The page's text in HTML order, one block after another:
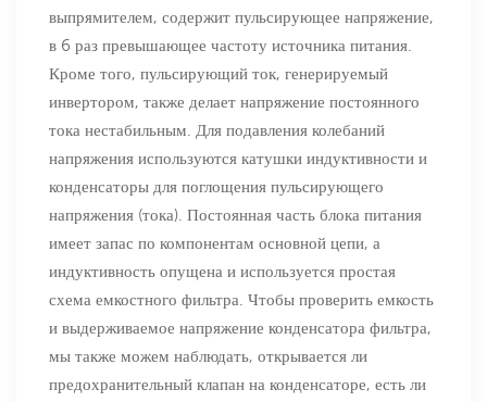
выпрямителем, содержит пульсирующее напряжение,
в 6 раз превышающее частоту источника питания.
Кроме того, пульсирующий ток, генерируемый
инвертором, также делает напряжение постоянного
тока нестабильным. Для подавления колебаний
напряжения используются катушки индуктивности и
конденсаторы для поглощения пульсирующего
напряжения (тока). Постоянная часть блока питания
имеет запас по компонентам основной цепи, а
индуктивность опущена и используется простая
схема емкостного фильтра. Чтобы проверить емкость
и выдерживаемое напряжение конденсатора фильтра,
мы также можем наблюдать, открывается ли
предохранительный клапан на конденсаторе, есть ли